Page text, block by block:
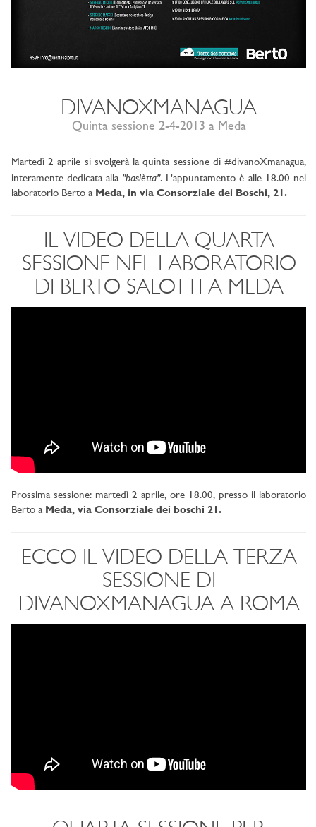
DIVANOXMANAGUA
Quinta sessione 2-4-2013 a Meda
Martedì 2 aprile si svolgerà la quinta sessione di #divanoXmanagua,
interamente dedicata alla "baslètta". L'appuntamento è alle 18.00 nel
laboratorio Berto a Meda, in via Consorziale dei Boschi, 21.
IL VIDEO DELLA QUARTA
SESSIONE NEL LABORATORIO
DI BERTO SALOTTI A MEDA
Prossima sessione: martedì 2 aprile, ore 18.00, presso il laboratorio
Berto a Meda, via Consorziale dei boschi 21.
ECCO IL VIDEO DELLA TERZA
SESSIONE DI
DIVANOXMANAGUA A ROMA